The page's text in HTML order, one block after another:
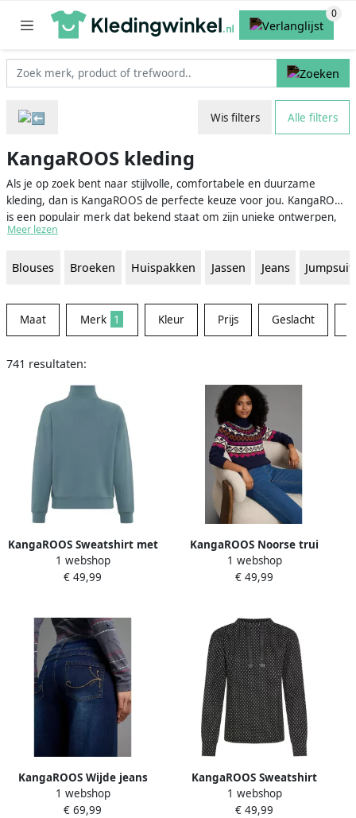
Wis filters Alle filters
KangaROOS kleding
Als je op zoek bent naar stijlvolle, comfortabele en duurzame
kleding, dan is KangaROOS de perfecte keuze voor jou. KangaROOS
is een populair merk dat bekend staat om zijn unieke ontwerpen,
hoge kwaliteit en uitstekende pasvorm. Oorspronkelijk ontstaan als
met een brede collectie kleding voor zowel mannen als vrouwen.
gevarieerd aanbod voor elke smaak en gelegenheid.
Meer lezen
Blouses Broeken Huispakken Jassen Jeans
Maat Merk 1 Kleur Prijs Geslacht
741 resultaten:
KangaROOS Sweatshirt met
schipperskraag
1 webshop
€ 49,99
KangaROOS Noorse trui
1 webshop
€ 49,99
KangaROOS Wijde jeans
1 webshop
€ 69,99
KangaROOS Sweatshirt
1 webshop
€ 49,99